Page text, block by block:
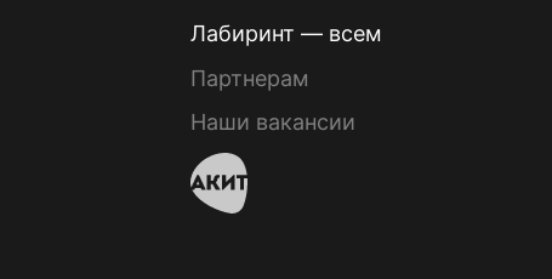
Лабиринт — всем
Партнерам
Наши вакансии